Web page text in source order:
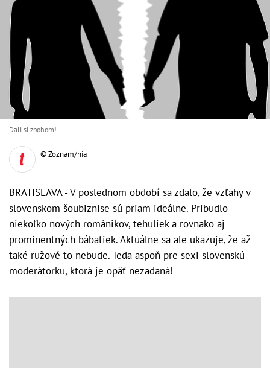
Dali si zbohom!
© Zoznam/nia
BRATISLAVA - V poslednom období sa zdalo, že vzťahy v
slovenskom šoubiznise sú priam ideálne. Pribudlo
niekoľko nových románikov, tehuliek a rovnako aj
prominentných bábätiek. Aktuálne sa ale ukazuje, že až
také ružové to nebude. Teda aspoň pre sexi slovenskú
moderátorku, ktorá je opäť nezadaná!